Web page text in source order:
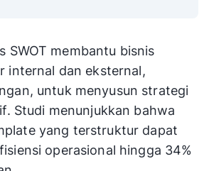
SWOT membantu bisnis
internal dan eksternal,
untuk menyusun strategi
Studi menunjukkan bahwa
yang terstruktur dapat
operasional hingga 34%